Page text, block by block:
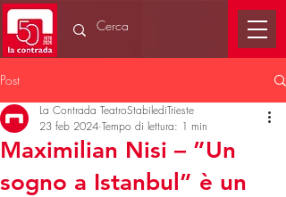
Post
Maximilian Nisi – ”Un
sogno a Istanbul” è un
La Contrada TeatroStabilediTrieste
23 feb 2024 Tempo di lettura: 1 min